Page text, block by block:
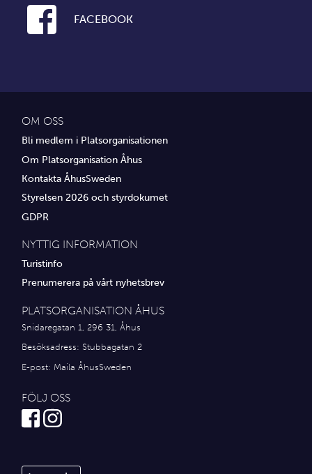
FACEBOOK
OM OSS
Bli medlem i Platsorganisationen
Om Platsorganisation Åhus
Kontakta ÅhusSweden
Styrelsen 2026 och styrdokumet
GDPR
NYTTIG INFORMATION
Turistinfo
Prenumerera på vårt nyhetsbrev
PLATSORGANISATION ÅHUS
Snidaregatan 1, 296 31, Åhus
Besöksadress: Stubbagatan 2
E-post: Maila ÅhusSweden
FÖLJ OSS